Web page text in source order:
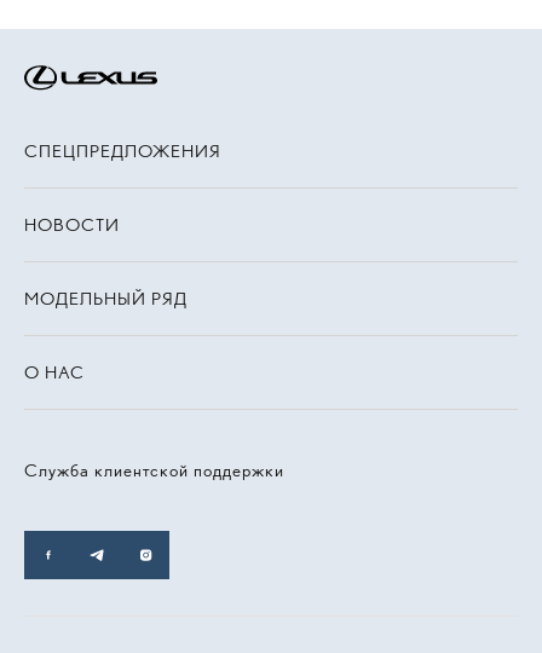
Служба клиентской поддержки
СПЕЦПРЕДЛОЖЕНИЯ
НОВОСТИ
МОДЕЛЬНЫЙ РЯД
О НАС